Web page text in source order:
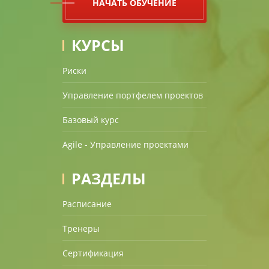
НАЧАТЬ ОБУЧЕНИЕ
КУРСЫ
Риски
Управление портфелем проектов
Базовый курс
Agile - Управление проектами
РАЗДЕЛЫ
Расписание
Тренеры
Сертификация